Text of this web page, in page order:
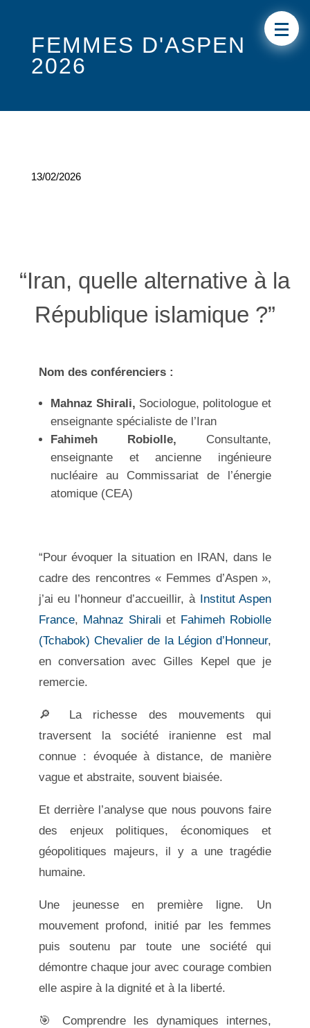
FEMMES D'ASPEN
2026
13/02/2026
“Iran, quelle alternative à la
République islamique ?”
Nom des conférenciers :
Mahnaz Shirali, Sociologue, politologue et
enseignante spécialiste de l’Iran
Fahimeh Robiolle, Consultante,
enseignante et ancienne ingénieure
nucléaire au Commissariat de l’énergie
atomique (CEA)
“Pour évoquer la situation en IRAN, dans le
cadre des rencontres « Femmes d’Aspen »,
j’ai eu l’honneur d’accueillir, à Institut Aspen
France, Mahnaz Shirali et Fahimeh Robiolle
(Tchabok) Chevalier de la Légion d’Honneur,
en conversation avec Gilles Kepel que je
remercie.
🔎 La richesse des mouvements qui
traversent la société iranienne est mal
connue : évoquée à distance, de manière
vague et abstraite, souvent biaisée.
Et derrière l’analyse que nous pouvons faire
des enjeux politiques, économiques et
géopolitiques majeurs, il y a une tragédie
humaine.
Une jeunesse en première ligne. Un
mouvement profond, initié par les femmes
puis soutenu par toute une société qui
démontre chaque jour avec courage combien
elle aspire à la dignité et à la liberté.
🎯 Comprendre les dynamiques internes,